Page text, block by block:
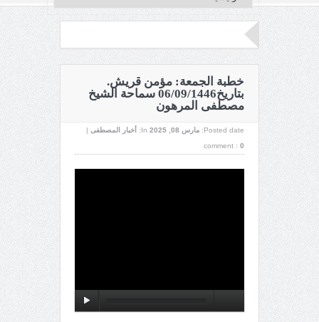
خطبة الجمعة: مؤمن قريش.
بتاريخ06/09/1446 سماحة الشيخ
مصطفى المرهون
Posted date: مارس 08, 2025 In: أخبار المصطفى |
comment : 0